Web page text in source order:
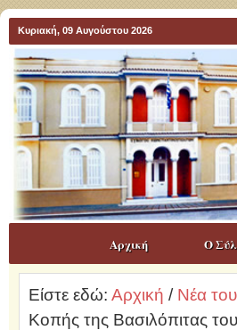
Κυριακή, 09 Αυγούστου 2026
Αρχική Ο
Είστε εδώ: Αρχική / Νέα
Κοπής της Βασιλόπιτας